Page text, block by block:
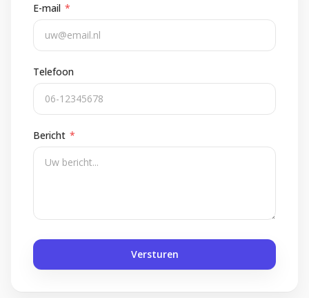
E-mail *
Telefoon
Bericht *
Versturen